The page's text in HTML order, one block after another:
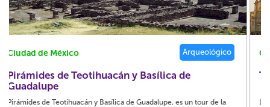
Ciudad de México Cultural / Histórico
Tour por la Ciudad de México
La belleza de la Ciudad de México sorprende siempre, su